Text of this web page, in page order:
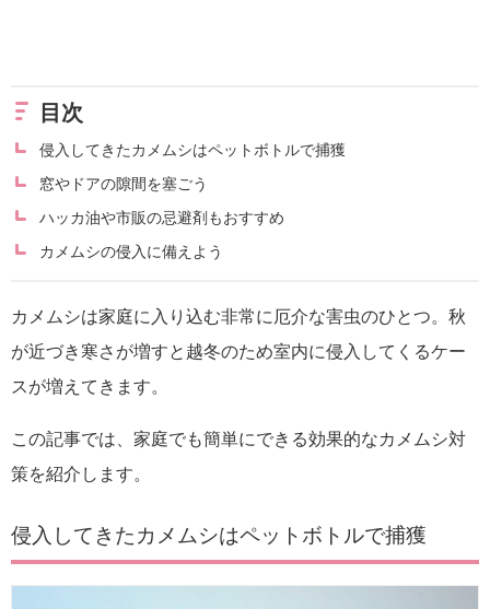
目次
侵入してきたカメムシはペットボトルで捕獲
窓やドアの隙間を塞ごう
ハッカ油や市販の忌避剤もおすすめ
カメムシの侵入に備えよう
カメムシは家庭に入り込む非常に厄介な害虫のひとつ。秋
が近づき寒さが増すと越冬のため室内に侵入してくるケー
スが増えてきます。
この記事では、家庭でも簡単にできる効果的なカメムシ対
策を紹介します。
侵入してきたカメムシはペットボトルで捕獲